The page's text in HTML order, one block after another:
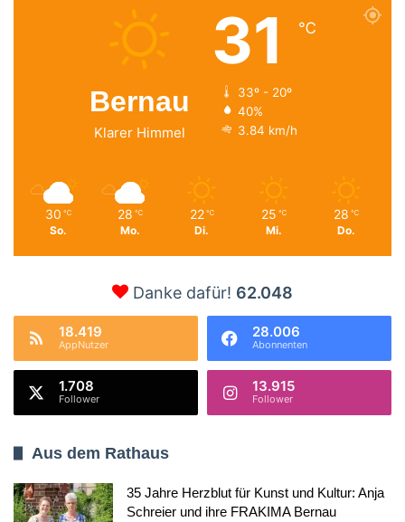
Bernau
Klarer Himmel
31 ℃
33º - 20º
40%
3.84 km/h
30 ℃
So.
28 ℃
Mo.
22 ℃
Di.
25 ℃
Mi.
28 ℃
Do.
Danke dafür! 62.048
18.419
AppNutzer
28.006
Abonnenten
1.708
Follower
13.915
Follower
Aus dem Rathaus
35 Jahre Herzblut für Kunst und Kultur: Anja
Schreier und ihre FRAKIMA Bernau